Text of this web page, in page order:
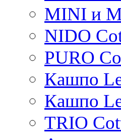
MINI и
NIDO
PURO
Кашпо
Кашпо
TRIO